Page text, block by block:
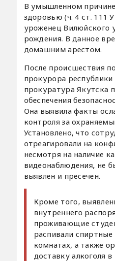
В умышленном
здоровью (ч. 4 ст. 111
уроженец Вилюйского
рождения. В данное
домашним арестом.
После происшествия
прокурора республики
прокуратура Якутска
обеспечения
Она выявила факты
контроля за
Установлено, что
отреагировали на
несмотря на наличие
видеонаблюдения, не
выявлен и пресечен.
Кроме того,
внутреннего
проживающие
распивали спиртные
комнатах, а также
доставку алкоголя